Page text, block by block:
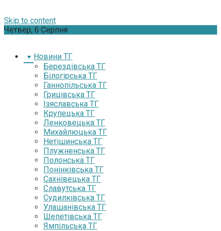
Skip to content
Четвер, 6 Серпня
Новини ТГ
Берездівська ТГ
Білогірська ТГ
Ганнопільська ТГ
Грицівська ТГ
Ізяславська ТГ
Крупецька ТГ
Ленковецька ТГ
Михайлюцька ТГ
Нетішинська ТГ
Плужненська ТГ
Полонська ТГ
Понінківська ТГ
Сахнівецька ТГ
Славутська ТГ
Судилківська ТГ
Улашанівська ТГ
Шепетівська ТГ
Ямпільська ТГ